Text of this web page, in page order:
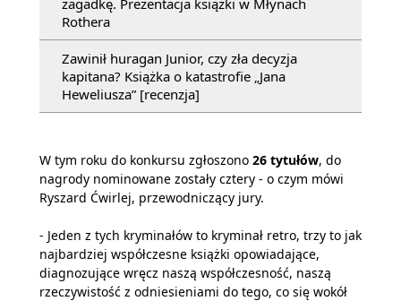
zagadkę. Prezentacja książki w Młynach
Rothera
Zawinił huragan Junior, czy zła decyzja
kapitana? Książka o katastrofie „Jana
Heweliusza” [recenzja]
W tym roku do konkursu zgłoszono 26 tytułów, do
nagrody nominowane zostały cztery - o czym mówi
Ryszard Ćwirlej, przewodniczący jury.
- Jeden z tych kryminałów to kryminał retro, trzy to jak
najbardziej współczesne książki opowiadające,
diagnozujące wręcz naszą współczesność, naszą
rzeczywistość z odniesieniami do tego, co się wokół